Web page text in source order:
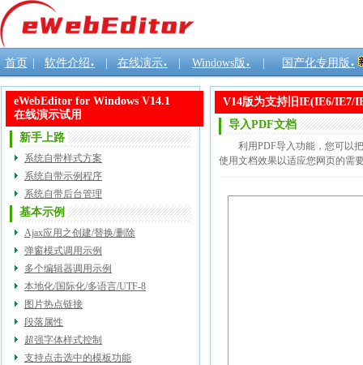
首页 软件介绍 ▼ 在线演示▼ Windows版 ▼ 国产化专用版 ▼
eWebEditor for Windows V14.1
在线演示试用
新手上路
系统自带样式方案
系统自带示例程序
系统自带后台管理
基本示例
Ajax应用之创建/替换/删除
弹窗模式调用示例
多个编辑器调用示例
本地化/国际化/多语言/UTF-8
图片热点链接
段落属性
超强字体样式控制
支持点击选中的模板功能
V14版为支持旧IE(IE6/IE7/
导入PDF文档
利用PDF导入功能，您可以把
使用文档效果以适应您网页的需